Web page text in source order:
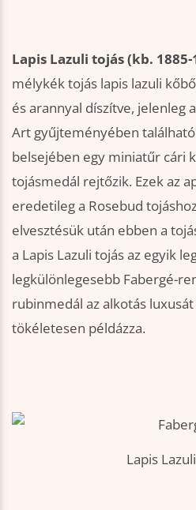
Lapis Lazuli tojás (kb. 1885-
mélykék tojás lapis lazuli
és arannyal díszítve, jelenleg
Art gyűjteményében
belsejében egy miniatűr cári
tojásmedál rejtőzik. Ezek az
eredetileg a Rosebud
elvesztésük után ebben a
a Lapis Lazuli tojás az egyik
legkülönlegesebb Fabergé-
rubinmedál az alkotás
tökéletesen példázza.
Lapis